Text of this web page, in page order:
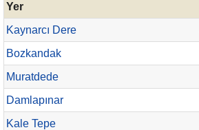
Yer
Kaynarcı Dere
Bozkandak
Muratdede
Damlapınar
Kale Tepe